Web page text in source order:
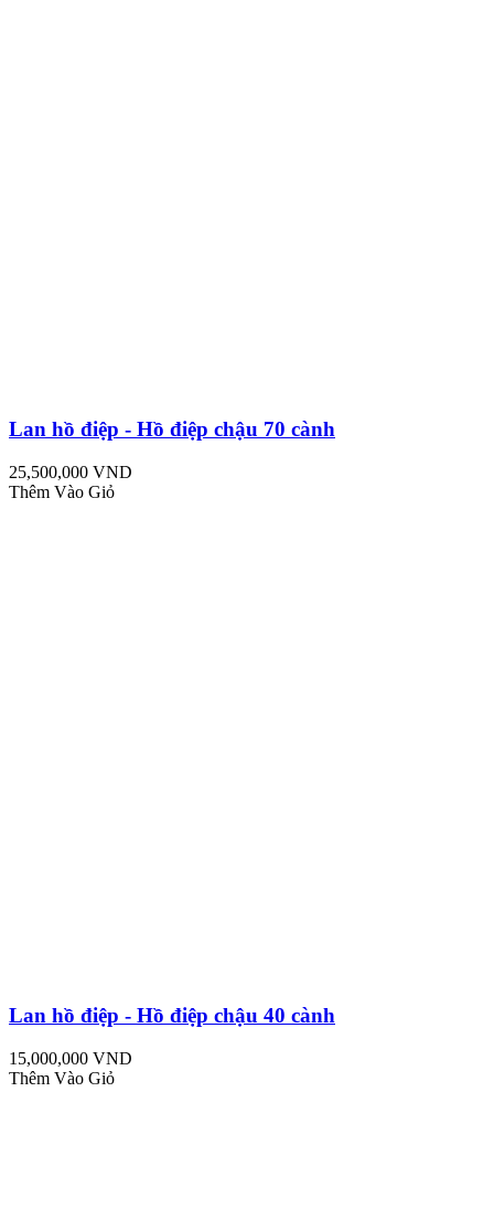
Lan hồ điệp - Hồ điệp chậu 70 cành
25,500,000 VND
Thêm Vào Giỏ
Lan hồ điệp - Hồ điệp chậu 40 cành
15,000,000 VND
Thêm Vào Giỏ